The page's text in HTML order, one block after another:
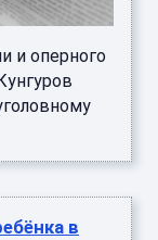
и оперного
в